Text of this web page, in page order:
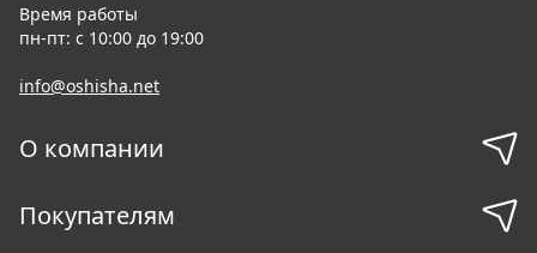
Время работы
пн-пт: с 10:00 до 19:00
info@oshisha.net
О компании
Покупателям